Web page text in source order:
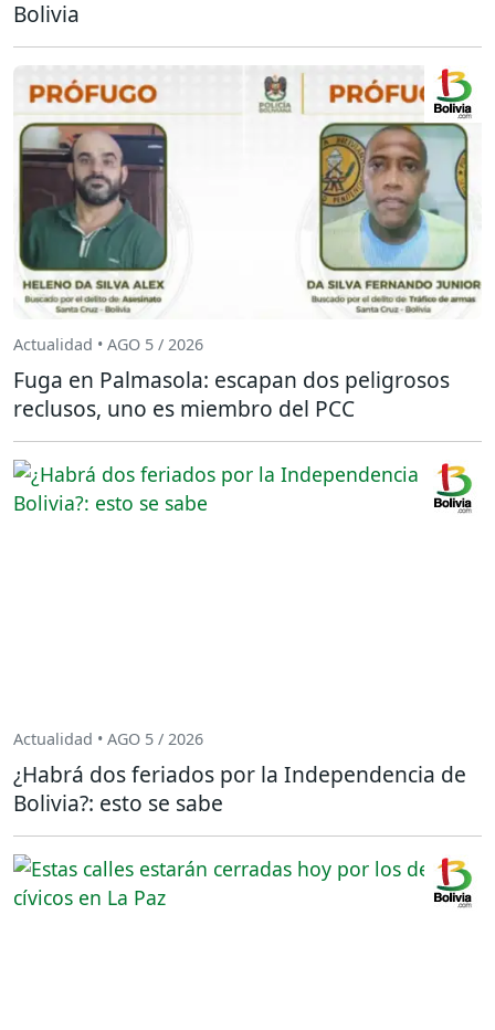
Bolivia
Actualidad • AGO 5 / 2026
Fuga en Palmasola: escapan dos peligrosos
reclusos, uno es miembro del PCC
Actualidad • AGO 5 / 2026
¿Habrá dos feriados por la Independencia de
Bolivia?: esto se sabe